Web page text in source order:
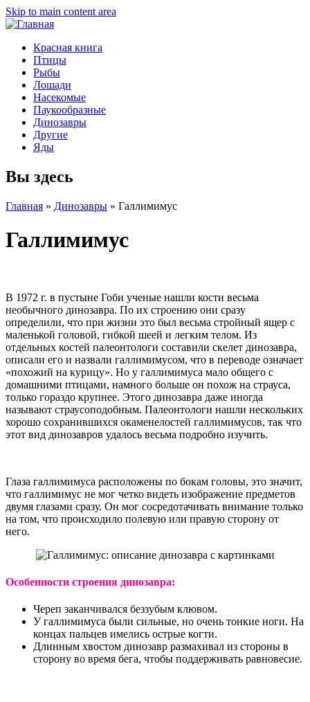
Skip to main content area
Красная книга
Птицы
Рыбы
Лошади
Насекомые
Паукообразные
Динозавры
Другие
Яды
Вы здесь
Главная » Динозавры » Галлимимус
Галлимимус
В 1972 г. в пустыне Гоби ученые нашли кости весьма
необычного динозавра. По их строению они сразу
определили, что при жизни это был весьма стройный ящер с
маленькой головой, гибкой шеей и легким телом. Из
отдельных костей палеонтологи составили скелет динозавра,
описали его и назвали галлимимусом, что в переводе означает
«похожий на курицу». Но у галлимимуса мало общего с
домашними птицами, намного больше он похож на страуса,
только гораздо крупнее. Этого динозавра даже иногда
называют страусоподобным. Палеонтологи нашли нескольких
хорошо сохранившихся окаменелостей галлимимусов, так что
этот вид динозавров удалось весьма подробно изучить.
Глаза галлимимуса расположены по бокам головы, это значит,
что галлимимус не мог четко видеть изображение предметов
двумя глазами сразу. Он мог сосредотачивать внимание только
на том, что происходило полевую или правую сторону от
него.
Особенности строения динозавра:
Череп заканчивался беззубым клювом.
У галлимимуса были сильные, но очень тонкие ноги. На
концах пальцев имелись острые когти.
Длинным хвостом динозавр размахивал из стороны в
сторону во время бега, чтобы поддерживать равновесие.